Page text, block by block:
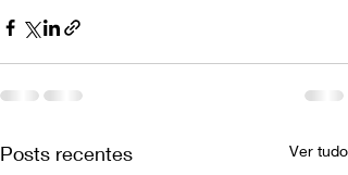
Posts recentes Ver tudo